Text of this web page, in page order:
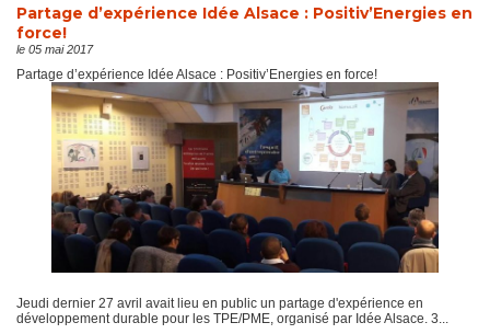
Partage d’expérience Idée Alsace : Positiv’Energies en
force!
le 05 mai 2017
Partage d’expérience Idée Alsace : Positiv’Energies en force!
Jeudi dernier 27 avril avait lieu en public un partage d'expérience en
développement durable pour les TPE/PME, organisé par Idée Alsace. 3...